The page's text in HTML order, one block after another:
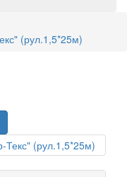
(рул.1,5*25м)